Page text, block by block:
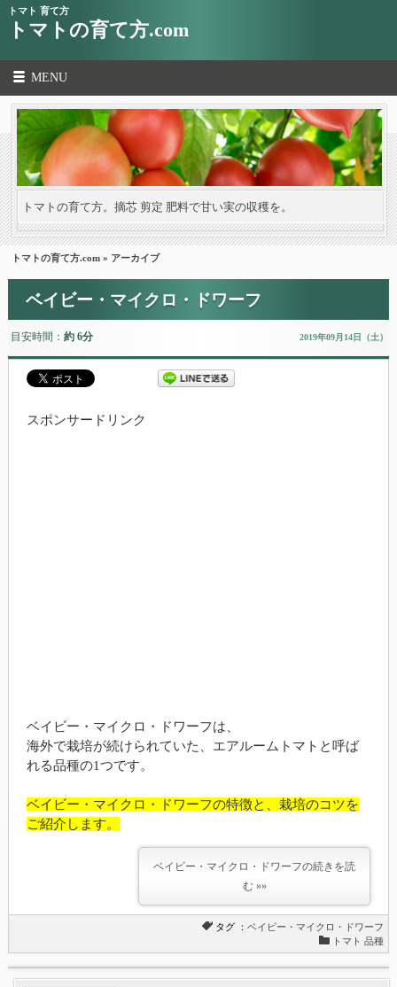
トマト 育て方
トマトの育て方.com
MENU
トマトの育て方。摘芯 剪定 肥料で甘い実の収穫を。
トマトの育て方.com » アーカイブ
ベイビー・マイクロ・ドワーフ
目安時間： 約 6分 2019年09月14日（土）
スポンサードリンク
ベイビー・マイクロ・ドワーフは、
海外で栽培が続けられていた、エアルームトマトと呼ば
れる品種の1つです。
ベイビー・マイクロ・ドワーフの特徴と、栽培のコツを
ご紹介します。
ベイビー・マイクロ・ドワーフの続きを読
む »»
タグ ：ベイビー・マイクロ・ドワーフ
トマト 品種